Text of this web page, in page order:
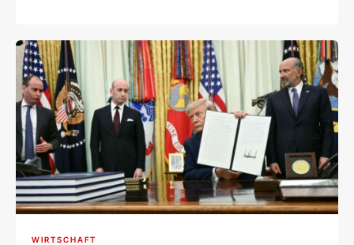
WIRTSCHAFT